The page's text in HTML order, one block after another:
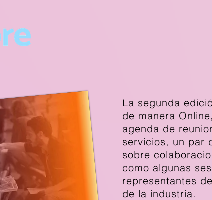
La segunda
de manera
agenda de
servicios, un par
sobre
como algunas
representantes
de la industria.